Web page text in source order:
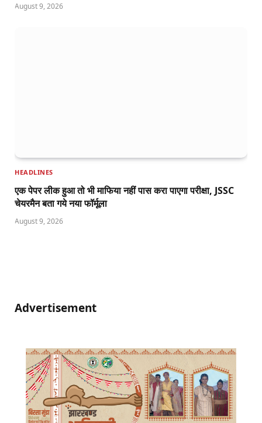
August 9, 2026
HEADLINES
एक पेपर लीक हुआ तो भी माफिया नहीं पास करा पाएगा परीक्षा, JSSC
चेयरमैन बता गये नया फॉर्मूला
August 9, 2026
Advertisement